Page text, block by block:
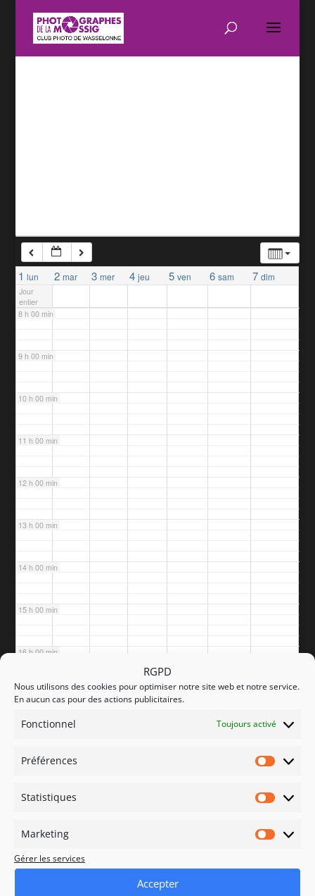
RGPD
Nous utilisons des cookies pour optimiser notre site web et notre service.
En aucun cas pour des actions publicitaires.
Fonctionnel Toujours activé
Préférences
Statistiques
Marketing
Gérer les services
Accepter
1 lun 2 mar 3 mer 4 jeu 5 ven 6 sam 7 dim
Jour
entier
1 h 00 min
2 h 00 min
7 h 00 min
8 h 00 min
9 h 00 min
10 h 00 min
11 h 00 min
12 h 00 min
13 h 00 min
14 h 00 min
15 h 00 min
16 h 00 min
21 h 00 min